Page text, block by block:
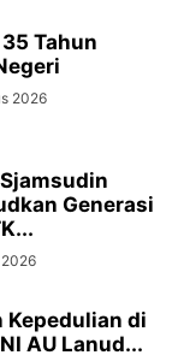
35 Tahun
2026
Generasi
Kepedulian di
AU Lanud...